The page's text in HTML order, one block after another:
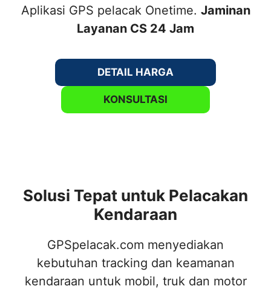
Aplikasi GPS pelacak Onetime. Jaminan
Layanan CS 24 Jam
DETAIL HARGA
KONSULTASI
Solusi Tepat untuk Pelacakan
Kendaraan
GPSpelacak.com menyediakan
kebutuhan tracking dan keamanan
kendaraan untuk mobil, truk dan motor